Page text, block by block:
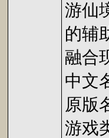
游仙
的辅
融合
中文
原版
游戏